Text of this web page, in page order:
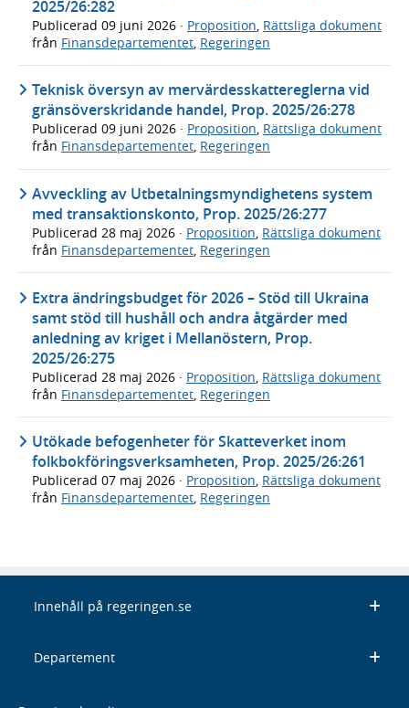
2025/26:282
Publicerad 09 juni 2026 · Proposition Rättsliga dokument
från Finansdepartementet Regeringen
Teknisk översyn av mervärdesskattereglerna vid
gränsöverskridande handel, Prop. 2025/26:278
Publicerad 09 juni 2026 · Proposition, Rättsliga dokument
från Finansdepartementet, Regeringen
Avveckling av Utbetalningsmyndighetens system
med transaktionskonto, Prop. 2025/26:277
Publicerad 28 maj 2026 · Proposition, Rättsliga dokument
från Finansdepartementet, Regeringen
Extra ändringsbudget för 2026 – Stöd till Ukraina
samt stöd till hushåll och andra åtgärder med
anledning av kriget i Mellanöstern, Prop.
2025/26:275
Publicerad 28 maj 2026 · Proposition Rättsliga dokument
från Finansdepartementet Regeringen
Utökade befogenheter för Skatteverket inom
folkbokföringsverksamheten, Prop. 2025/26:261
Publicerad 07 maj 2026 · Proposition, Rättsliga dokument
från Finansdepartementet, Regeringen
Innehåll på regeringen.se
Departement